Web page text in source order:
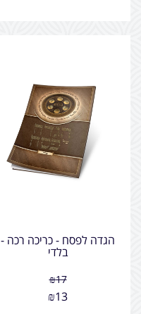
הגדה לפסח - כריכה רכה -
בלדי
₪17
₪13